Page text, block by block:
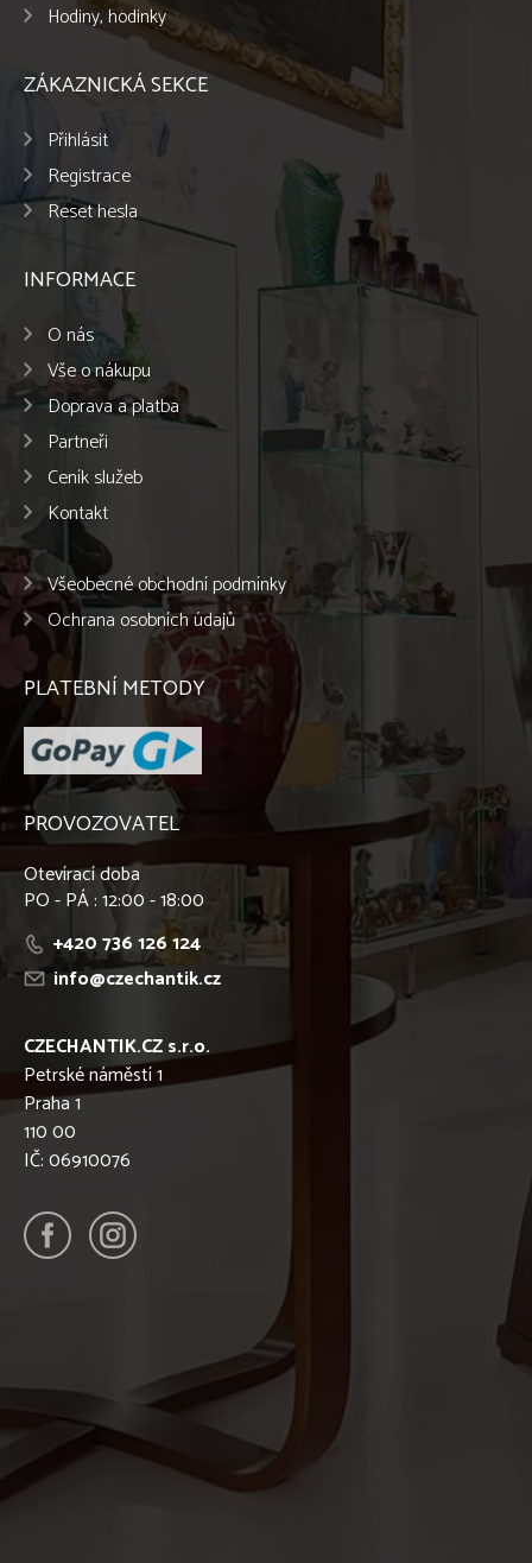
Hodiny, hodinky
ZÁKAZNICKÁ SEKCE
Přihlásit
Registrace
Reset hesla
INFORMACE
O nás
Vše o nákupu
Doprava a platba
Partneři
Ceník služeb
Kontakt
Všeobecné obchodní podmínky
Ochrana osobních údajů
PLATEBNÍ METODY
PROVOZOVATEL
Otevírací doba
PO - PÁ : 12:00 - 18:00
+420 736 126 124
info@czechantik.cz
CZECHANTIK.CZ s.r.o.
Petrské náměstí 1
Praha 1
110 00
IČ: 06910076